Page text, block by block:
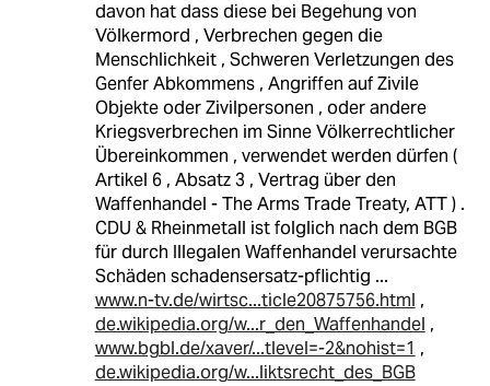
davon hat dass diese bei Begehung von
Völkermord , Verbrechen gegen die
Menschlichkeit , Schweren Verletzungen des
Genfer Abkommens , Angriffen auf Zivile
Objekte oder Zivilpersonen , oder andere
Kriegsverbrechen im Sinne Völkerrechtlicher
Übereinkommen , verwendet werden dürfen (
Artikel 6 , Absatz 3 , Vertrag über den
Waffenhandel - The Arms Trade Treaty, ATT ) .
CDU & Rheinmetall ist folglich nach dem BGB
für durch Illegalen Waffenhandel verursachte
Schäden schadensersatz-pflichtig ...
www.n-tv.de/wirtsc...ticle20875756.html ,
de.wikipedia.org/w...r_den_Waffenhandel ,
www.bgbl.de/xaver/...tlevel=-2&nohist=1 ,
de.wikipedia.org/w...liktsrecht_des_BGB